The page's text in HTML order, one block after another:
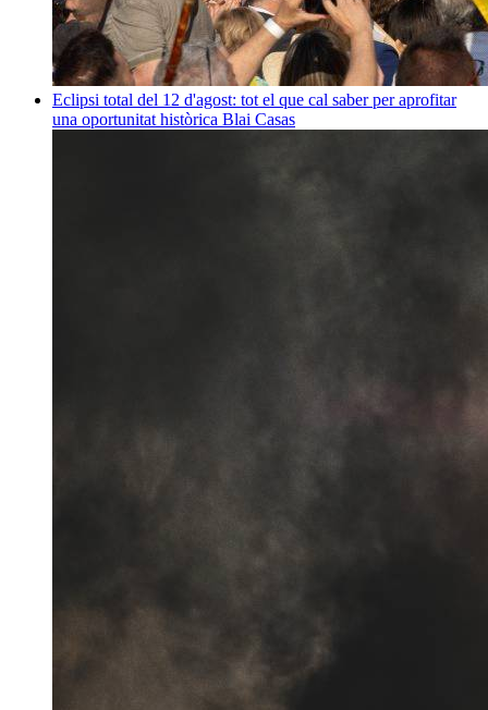
Eclipsi total del 12 d'agost: tot el que cal saber per aprofitar
una oportunitat històrica Blai Casas